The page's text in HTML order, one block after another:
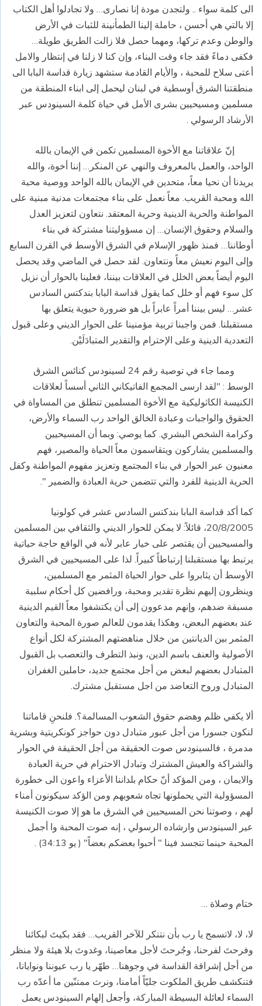
الى كلمة سواء .. ولتجدن مودة إنا نصارى… ولا تجادلوا أهل الكتاب
إلا بالتي هي أحسن ، حاملة إلينا الطمأنينة للثبات في الأرض
والوطن وعدم تركها، ومهما حصل فلا زالت الطريق طويلة…
فكفى دماءً فقد جاء وقت البناء، وإن كنا لا زلنا في إنتظار والامل
أعتى سلاح للمحبة ، والأيام القادمة ستشهد زيارة قداسة البابا الى
منطقتنا الشرق أوسطية في لبنان ليحمل إلى ابناء المنطقة من
مسلمين ومسيحيين بشرى الأمل في حياة كلمة السينودس عبر
الأرشاد الرسولي .
إنّ علاقاتنا مع الأخوة المسلمين تكمن في الإيمان بالله
الواحد، والعمل بالمعروف والنهي عن المنكر… إننا أخوة، والله
يريدنا أن نحيا معاً، متحدين في الإيمان بالله الواحد ووصية محبة
الله ومحبة القريب. معاً نعمل على بناء مجتمعات مدنية مبنية على
المواطنة والحرية الدينية وحرية المعتقد. نتعاون لتعزيز العدل
والسلام وحقوق الإنسان… إن مسؤوليتنا مشتركة في بناء
أوطاننا… فمنذ ظهور الإسلام في الشرق الأوسط في القرن السابع
وإلى اليوم نعيش معاً ونتعاون. لقد حصل في الماضي وقد يحصل
اليوم أيضاً بعض الخلل في العلاقات بيننا، فعلينا بالحوار أن نزيل
كل سوء فهم أو خلل كما يقول قداسة البابا بندكتس السادس
عشر… ليس بيننا أمراً عابراً بل هو ضرورة حيوية يتعلق بها
مستقبلنا. فمن واجبنا تربية مؤمنينا على الحوار الديني وعلى قبول
التعددية الدينية وعلى الإحترام والتقدير المتبادَلَيْن.
ومما جاء في توصية رقم 24 لسينودس كنائس الشرق
الوسط : "لقد ارسى المجمع الفاتيكاني الثاني أسساً لعلاقات
الكنيسة الكاثوليكية مع الأخوة المسلمين تنطلق من المساواة في
الحقوق والواجبات وعبادة الخالق الواحد رب السماء والأرض،
وكرامة الشخص البشري. كما يوصي: وبما أن المسيحيين
والمسلمين يشاركون ويتقاسمون معاً الحياة والمصير، فهم
معنيون عبر الحوار في بناء المجتمع وتعزيز مفهوم المواطنة وكفل
الحرية الدينية للفرد والتي تتضمن حرية العبادة والضمير ".
كما أكد قداسة البابا بندكتس السادس عشر في كولونيا
20/8/2005، قائلاً: لا يمكن للحوار الديني والثقافي بين المسلمين
والمسيحيين أن يقتصر على خيار عابر لأنه في الواقع حاجة حياتية
يرتبط بها مستقبلنا إرتباطاً كبيراً. لذا على المسيحيين في الشرق
الأوسط أن يثابروا على حوار الحياة المثمر مع المسلمين،
وينظرون إليهم نظرة تقدير ومحبة، ورافضين كل أحكام سلبية
مسبقة ضدهم، وإنهم مدعوون إلى أن يكتشفوا معاً القيم الدينية
عند بعضهم البعض، وهكذا يقدمون للعالم صورة المحبة والتعاون
المثمر بين الديانتين من خلال مناهضتهم المشتركة لكل أنواع
الأصولية والعنف باسم الدين، ونبذ التطرف والتعصب بل القبول
المتبادل بعضهم لبعض من أجل مجتمع جديد، حاملين الغفران
المتبادل وروح التعاضد من اجل مستقبل مشترك.
ألا يكفي ظلم وهضم حقوق الشعوب المسالمة؟. فلنحنِ قاماتنا
لنكون جسورا من أجل عبور متبادل دون حواجز كونكريتية وبشرية
مدمرة ، فالسينودس صوت الحقيقة من أجل الحقيقة في الحوار
والشراكة والعيش المشترك وتبادل الاحترام في حرية العبادة
والايمان ، ومن المؤكد أنّ حكام بلداننا الأعزاء واعون الى خطورة
المسؤولية التي يحملونها تجاه شعوبهم ومن الؤكد سيكونون أمناء
لهم ، وصوتنا نحن المسيحيين في الشرق ما هو إلا صوت الكنيسة
عير السينودس وارشاده الرسولي ، إنه صوت المحبة وا أجمل
المحبة حينما تتجسد فينا " أحبوا بعضكم بعضاً" ( يو 34:13) .
ختام وصلاة …
لا، لا، لاتسمح يا رب بأن نتنكر للآخر القريب… فقد بكيتَ لبكائنا
وفرحتَ لفرحنا، وجُرحتَ لأجل معاصينا، وغدوتَ بلا هيئة ولا منظر
من أجل إشراقة القداسة في وجوهنا… طهّر يا رب عيوننا ونوايانا،
فتنكشف طريق الملكوت جليّاً أمامنا، ونرث ممتنّين ما أعدّه رب
السماء لعائلة البسيطة المباركة، وأجعل إلهام السينودس يعمل